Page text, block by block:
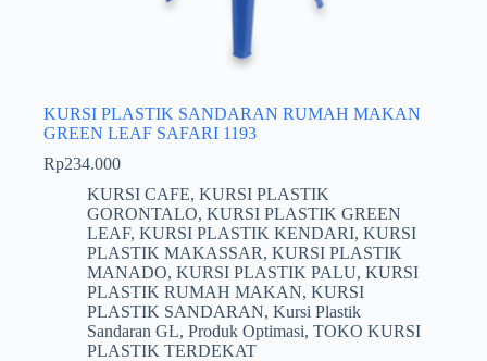
KURSI PLASTIK SANDARAN RUMAH MAKAN
GREEN LEAF SAFARI 1193
Rp234.000
KURSI CAFE, KURSI PLASTIK
GORONTALO, KURSI PLASTIK GREEN
LEAF, KURSI PLASTIK KENDARI, KURSI
PLASTIK MAKASSAR, KURSI PLASTIK
MANADO, KURSI PLASTIK PALU, KURSI
PLASTIK RUMAH MAKAN, KURSI
PLASTIK SANDARAN, Kursi Plastik
Sandaran GL, Produk Optimasi, TOKO KURSI
PLASTIK TERDEKAT